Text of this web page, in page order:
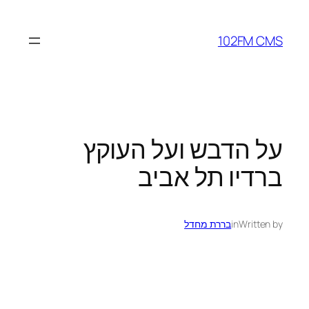
102FM CMS
על הדבש ועל העוקץ
ברדיו תל אביב
Written by
inבררת מחדל